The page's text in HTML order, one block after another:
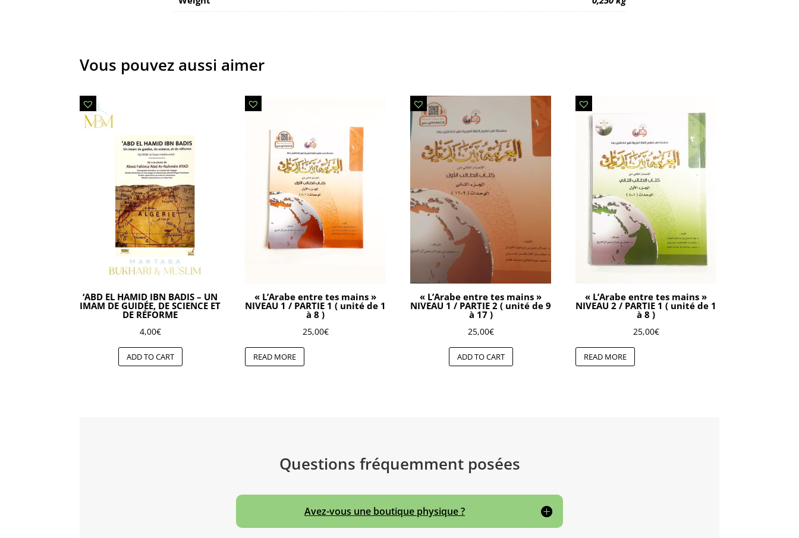
Vous pouvez aussi aimer
‘ABD EL HAMID IBN BADIS – UN
IMAM DE GUIDÉE, DE SCIENCE ET
DE RÉFORME
4,00€
ADD TO CART
« L’Arabe entre tes mains »
NIVEAU 1 / PARTIE 1 ( unité de 1
à 8 )
25,00€
READ MORE
« L’Arabe entre tes mains »
NIVEAU 1 / PARTIE 2 ( unité de 9
à 17 )
25,00€
ADD TO CART
« L’Arabe entre tes mains »
NIVEAU 2 / PARTIE 1 ( unité de 1
à 8 )
25,00€
READ MORE
Questions fréquemment posées
Avez-vous une boutique physique ?